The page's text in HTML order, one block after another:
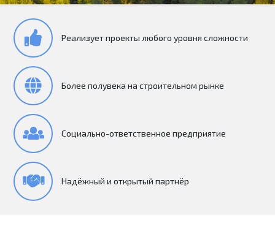
Реализует проекты любого уровня сложности
Более полувека на строительном рынке
Социально-ответственное предприятие
Надёжный и открытый партнёр